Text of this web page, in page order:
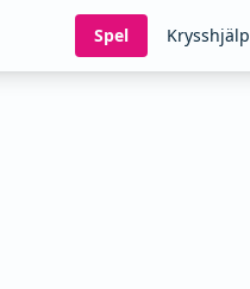
Spel Krysshjälp